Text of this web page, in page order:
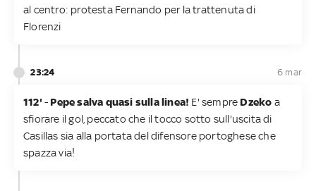
al centro: protesta Fernando per la trattenuta di
Florenzi
23:24 6 mar
112'- Pepe salva quasi sulla linea! E' sempre Dzeko a
sfiorare il gol, peccato che il tocco sotto sull'uscita di
Casillas sia alla portata del difensore portoghese che
spazza via!